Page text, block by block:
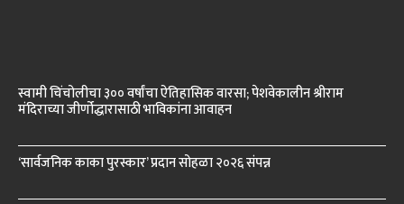
स्वामी चिंचोलीचा ३०० वर्षांचा ऐतिहासिक वारसा; पेशवेकालीन श्रीराम
मंदिराच्या जीर्णोद्धारासाठी भाविकांना आवाहन
‘सार्वजनिक काका पुरस्कार’ प्रदान सोहळा २०२६ संपन्न